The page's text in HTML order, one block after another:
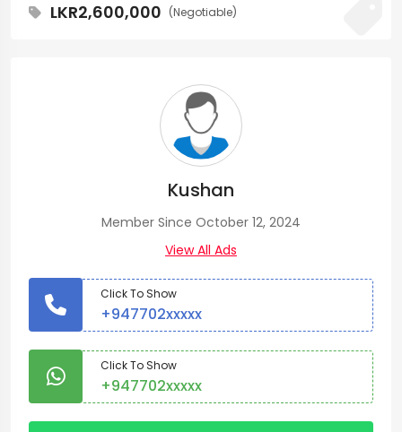
LKR2,600,000 (Negotiable)
Kushan
Member Since October 12, 2024
View All Ads
Click To Show
+947702xxxxx
Click To Show
+947702xxxxx